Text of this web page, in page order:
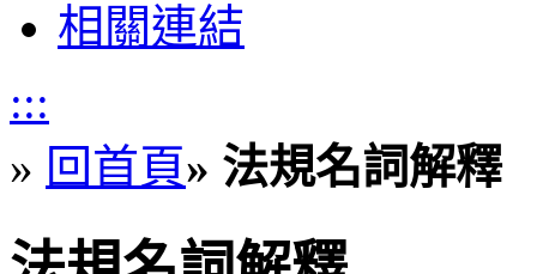
相關連結
:::
» 回首頁» 法規名詞解釋